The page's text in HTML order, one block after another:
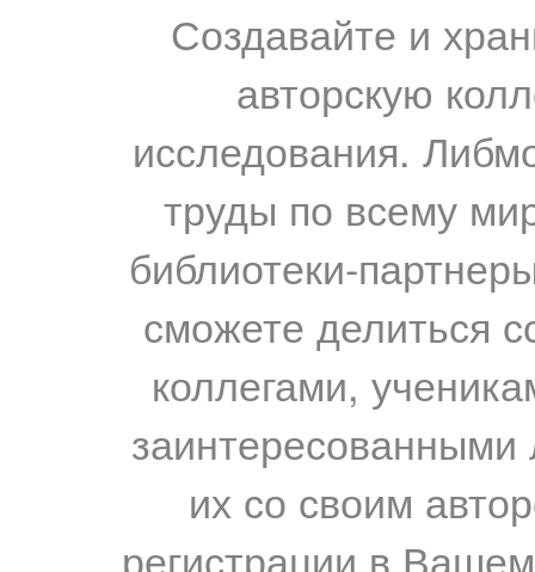
Создавайте и
авторскую
исследования.
труды по всему
библиотеки-
сможете делиться
коллегами,
их со своим
регистрации в